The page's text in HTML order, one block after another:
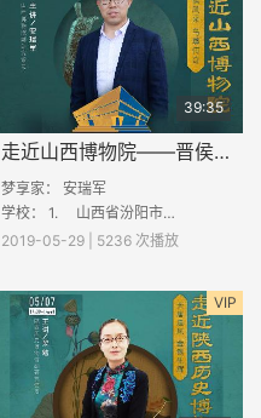
39:35
走近山西博物院——晋侯风采，鸟尊传奇
梦享家： 安瑞军
学校： 1. 山西省汾阳市三泉镇石村小学 2. 山东省临沂市经济开发区芝麻墩镇佳和小学 3. 河南省商丘市虞城县
2019-05-29 | 5236 次播放
VIP